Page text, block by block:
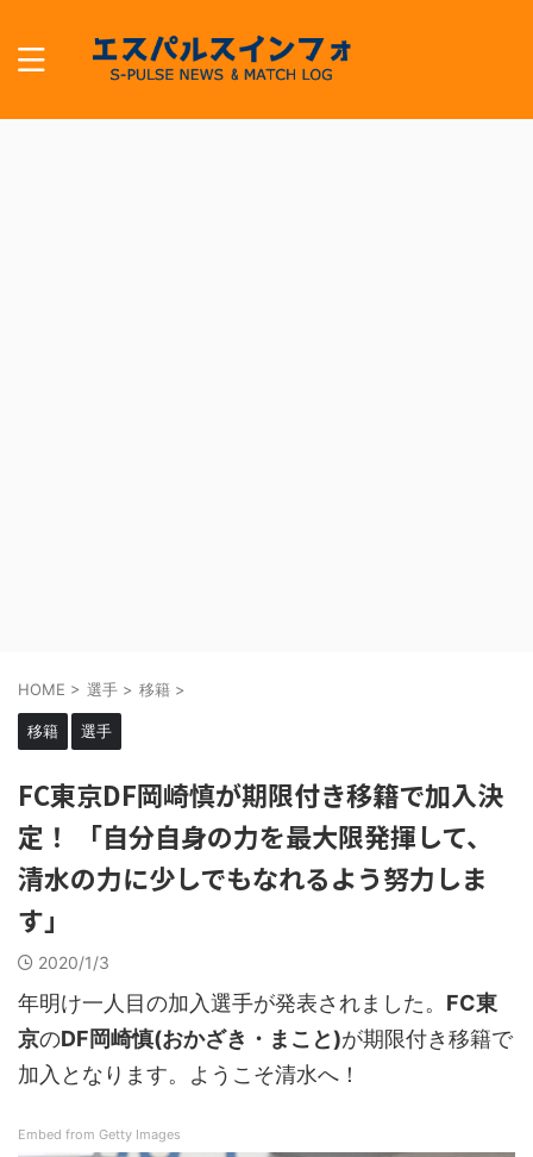
HOME > 選手 > 移籍 >
移籍 選手
FC東京DF岡崎慎が期限付き移籍で加入決
定！ 「自分自身の力を最大限発揮して、
清水の力に少しでもなれるよう努力しま
す」
2020/1/3
年明け一人目の加入選手が発表されました。 FC東
京のDF岡崎慎(おかざき・まこと)が期限付き移籍で
加入となります。ようこそ清水へ！
Embed from Getty Images